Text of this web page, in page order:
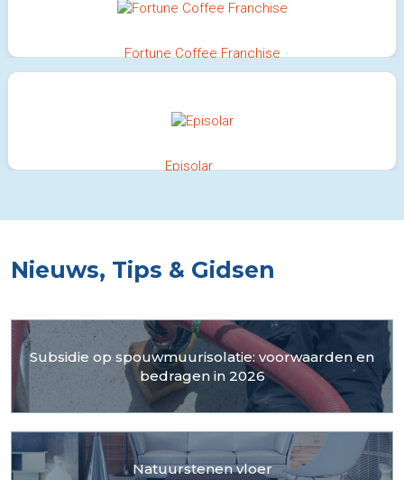
Fortune Coffee Franchise
Episolar
Nieuws, Tips & Gidsen
Subsidie op spouwmuurisolatie: voorwaarden en
bedragen in 2026
Natuurstenen vloer